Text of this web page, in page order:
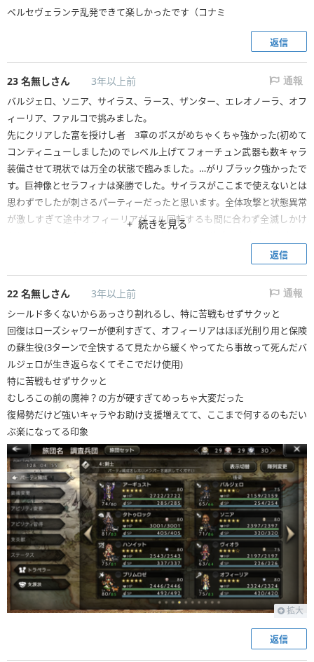
ペルセヴェランテ乱発できて楽しかったです（コナミ
返信
23 名無しさん 3年以上前 通報
バルジェロ、ソニア、サイラス、ラース、ザンター、エレオノーラ、オフ
ィーリア、ファルコで挑みました。
先にクリアした富を授けし者 3章のボスがめちゃくちゃ強かった(初めて
コンティニューしました)のでレベル上げてフォーチュン武器も数キャラ
装備させて現状では万全の状態で臨みました。…がリブラック強かったで
す。巨神像とセラフィナは楽勝でした。サイラスがここまで使えないとは
思わずでしたが刺さるパーティーだったと思います。全体攻撃と状態異常
が激しすぎて途中オフィーリアがフル回転するも間に合わず全滅しかけ
周年の時に始めてソニア、バルジェロいたので勝てたようなものですけど
ました。
続きを見る
返信
22 名無しさん 3年以上前 通報
シールド多くないからあっさり割れるし、特に苦戦もせずサクッと
回復はローズシャワーが便利すぎて、オフィーリアはほぼ光削り用と保険
の蘇生役(3ターンで全快するて見たから緩くやってたら事故って死んだバ
ルジェロが生き返らなくてそこでだけ使用)
特に苦戦もせずサクッと
むしろこの前の魔神？の方が硬すぎてめっちゃ大変だった
復帰勢だけど強いキャラやお助け支援増えてて、ここまで何するのもだい
ぶ楽になってる印象
拡大
返信